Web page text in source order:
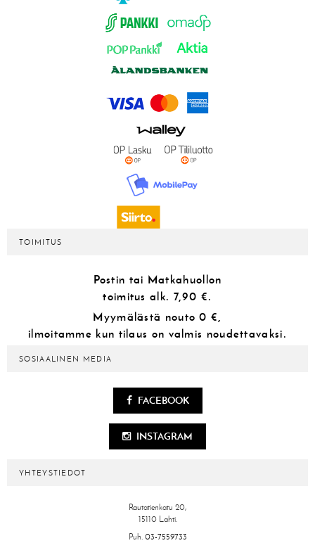
TOIMITUS
Postin tai Matkahuollon
toimitus alk. 7,90 €.
Myymälästä nouto 0 €,
ilmoitamme kun tilaus on valmis noudettavaksi.
SOSIAALINEN MEDIA
FACEBOOK
INSTAGRAM
YHTEYSTIEDOT
Rautatienkatu 20,
15110 Lahti.
Puh. 03-7559733